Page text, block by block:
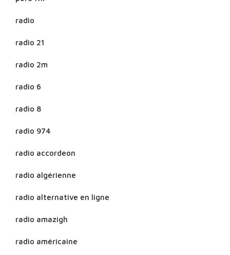
radio
radio 21
radio 2m
radio 6
radio 8
radio 974
radio accordeon
radio algérienne
radio alternative en ligne
radio amazigh
radio américaine